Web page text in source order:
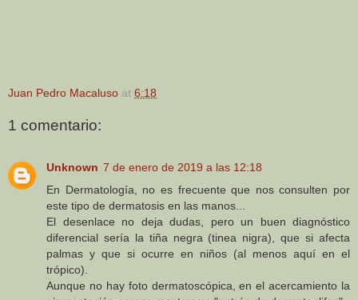
Juan Pedro Macaluso at 6:18
1 comentario:
Unknown 7 de enero de 2019 a las 12:18
En Dermatología, no es frecuente que nos consulten por
este tipo de dermatosis en las manos...
El desenlace no deja dudas, pero un buen diagnóstico
diferencial sería la tiña negra (tinea nigra), que si afecta
palmas y que si ocurre en niños (al menos aquí en el
trópico).
Aunque no hay foto dermatoscópica, en el acercamiento la